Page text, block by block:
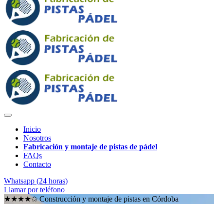
Inicio
Nosotros
Fabricación y montaje de pistas de pádel
FAQs
Contacto
Whatsapp (24 horas)
Llamar por teléfono
★★★★✩ Construcción y montaje de pistas en Córdoba